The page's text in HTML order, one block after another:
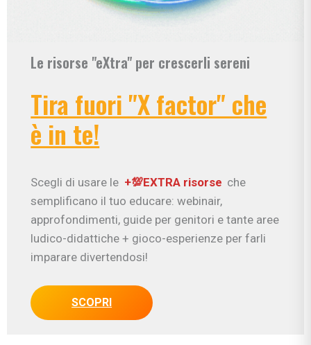
Le risorse "eXtra" per crescerli sereni
Tira fuori "X factor" che
è in te!
Scegli di usare le +💯EXTRA risorse che
semplificano il tuo educare: webinair,
approfondimenti, guide per genitori e tante aree
ludico-didattiche + gioco-esperienze per farli
imparare divertendosi!
SCOPRI